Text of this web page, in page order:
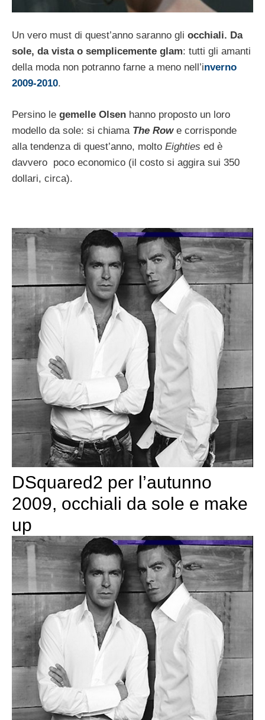
Un vero must di quest’anno saranno gli occhiali. Da
sole, da vista o semplicemente glam: tutti gli amanti
della moda non potranno farne a meno nell’inverno
2009-2010.
Persino le gemelle Olsen hanno proposto un loro
modello da sole: si chiama The Rowe corrisponde
alla tendenza di quest’anno, molto Eighties ed è
davvero poco economico (il costo si aggira sui 350
dollari, circa).
DSquared2 per l’autunno
2009, occhiali da sole e make
up